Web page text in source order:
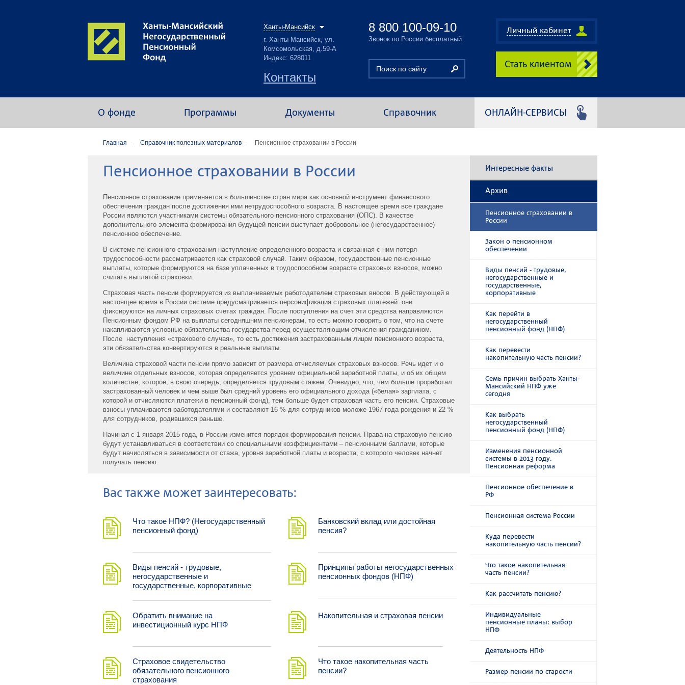
Ханты-Мансийск
г. Ханты-Мансийск, ул.
Комсомольская, д.59-А
Индекс: 628011
Контакты
8 800 100-09-10
Звонок по России бесплатный
Личный кабинет
Стать клиентом
О фонде Программы Документы Справочник ОНЛАЙН-СЕРВИСЫ
Главная Cправочник полезных материалов Пенсионное страховании в России
Пенсионное страховании в России
Пенсионное страхование применяется в большинстве стран мира как основной инструмент финансового
обеспечения граждан после достижения ими нетрудоспособного возраста. В настоящее время все граждане
России являются участниками системы обязательного пенсионного страхования (ОПС). В качестве
дополнительного элемента формирования будущей пенсии выступает добровольное (негосударственное)
пенсионное обеспечение.
В системе пенсионного страхования наступление определенного возраста и связанная с ним потеря
трудоспособности рассматривается как страховой случай. Таким образом, государственные пенсионные
выплаты, которые формируются на базе уплаченных в трудоспособном возрасте страховых взносов, можно
считать выплатой страховки.
Страховая часть пенсии формируется из выплачиваемых работодателем страховых вносов. В действующей в
настоящее время в России системе предусматривается персонификация страховых платежей: они
фиксируются на личных страховых счетах граждан. После поступления на счет эти средства направляются
Пенсионным фондом РФ на выплаты сегодняшним пенсионерам, то есть можно говорить о том, что на счете
накапливаются условные обязательства государства перед осуществляющим отчисления гражданином.
После наступления «страхового случая», то есть достижения застрахованным лицом пенсионного возраста,
эти обязательства конвертируются в реальные выплаты.
Величина страховой части пенсии прямо зависит от размера отчисляемых страховых взносов. Речь идет и о
величине отдельных взносов, которая определяется уровнем официальной заработной платы, и об их общем
количестве, которое, в свою очередь, определяется трудовым стажем. Очевидно, что, чем больше проработал
застрахованный человек и чем выше был средний уровень его официального дохода («белая» зарплата, с
которой и отчисляются платежи в пенсионный фонд), тем больше будет страховая часть его пенсии. Страховые
взносы уплачиваются работодателями и составляют 16 % для сотрудников моложе 1967 года рождения и 22 %
для сотрудников, родившихся раньше.
Начиная с 1 января 2015 года, в России изменится порядок формирования пенсии. Права на страховую пенсию
будут устанавливаться в соответствии со специальными коэффициентами – пенсионными баллами, которые
будут начисляться в зависимости от стажа, уровня заработной платы и возраста, с которого человек начнет
получать пенсию.
Ваc также может заинтересовать:
Что такое НПФ? (Негосударственный
пенсионный фонд)
Банковский вклад или достойная
пенсия?
Виды пенсий - трудовые,
негосударственные и
государственные, корпоративные
Принципы работы негосударственных
пенсионных фондов (НПФ)
Обратить внимание на
инвестиционный курс НПФ
Накопительная и страховая пенсии
Страховое свидетельство
обязательного пенсионного
страхования
Что такое накопительная часть
пенсии?
Интересные факты
Архив
Пенсионное страховании в
России
Закон о пенсионном
обеспечении
Виды пенсий - трудовые,
негосударственные и
государственные,
корпоративные
Как перейти в
негосударственный
пенсионный фонд (НПФ)
Как перевести
накопительную часть пенсии?
Семь причин выбрать Ханты-
Мансийский НПФ уже
сегодня
Как выбрать
негосударственный
пенсионный фонд (НПФ)
Изменения пенсионной
системы в 2013 году.
Пенсионная реформа
Пенсионное обеспечение в
РФ
Пенсионная система России
Куда перевести
накопительную часть пенсии?
Что такое накопительная
часть пенсии?
Как рассчитать пенсию?
Индивидуальные
пенсионные планы: выбор
НПФ
Деятельность НПФ
Размер пенсии по старости